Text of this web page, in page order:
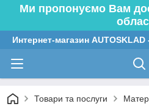
Ми пропонуємо Вам
Интернет-магазин
Товари та послуги